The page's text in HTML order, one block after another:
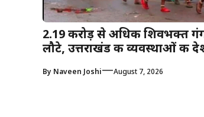
2.19 करोड़ से अधिक शिवभक्त
लौटे, उत्तराखंड की व्यवस्थाओं की
By Naveen Joshi—August 7, 2026